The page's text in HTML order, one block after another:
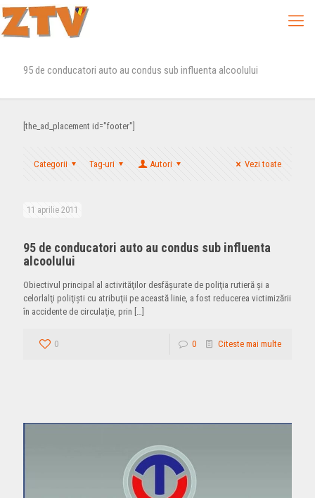
95 de conducatori auto au condus sub influenta alcoolului
[the_ad_placement id="footer"]
Categorii Tag-uri Autori Vezi toate
11 aprilie 2011
95 de conducatori auto au condus sub influenta
alcoolului
Obiectivul principal al activităţilor desfăşurate de poliţia rutieră şi a
celorlalţi poliţişti cu atribuţii pe această linie, a fost reducerea victimizării
în accidente de circulaţie, prin […]
0 0 Citeste mai multe